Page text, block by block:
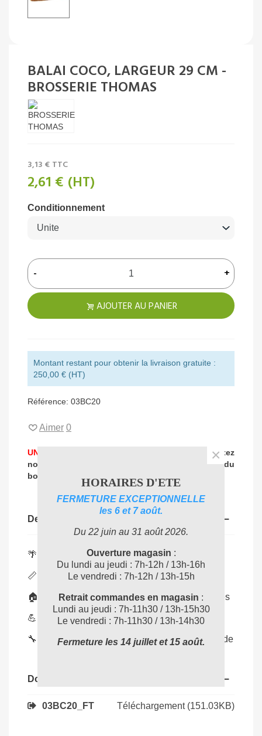
BALAI COCO, LARGEUR 29 CM -
BROSSERIE THOMAS
3,13 € TTC
2,61 € (HT)
Conditionnement
- +
AJOUTER AU PANIER
Montant restant pour obtenir la livraison gratuite :
250,00 € (HT)
Référence: 03BC20
Aimer 0
UNE PROBLEMATIQUE DE NETTOYAGE ?
Contactez
nos experts
le choix du
bon produit
Description
🌴 : balayage naturel et efficace
📏 Largeur 29 cm: idéal espaces étroits
🏠 Usage pro: ateliers, commerces, collectivités
💪 Durable: résiste à un usage quotidien
🔧 Fixation manche: installation simple et rapide
Documents joints
03BC20_FT Téléchargement (151.03KB)
HORAIRES D'ETE
FERMETURE EXCEPTIONNELLE
les 6 et 7 août.
Du 22 juin au 31 août 2026.
Ouverture magasin :
Du lundi au jeudi : 7h-12h / 13h-16h
Le vendredi : 7h-12h / 13h-15h
Retrait commandes en magasin :
Lundi au jeudi : 7h-11h30 / 13h-15h30
Le vendredi : 7h-11h30 / 13h-14h30
Fermeture les 14 juillet et 15 août.
×